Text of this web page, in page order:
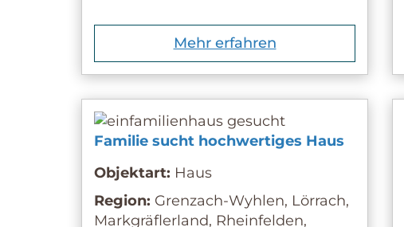
Mehr erfahren
Familie sucht hochwertiges Haus
Objektart: Haus
Region: Grenzach-Wyhlen, Lörrach,
Markgräflerland, Rheinfelden,